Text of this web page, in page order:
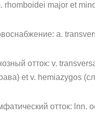
rhomboidei major et
a.
отток: v.
et v. hemiazygos
отток: lnn.